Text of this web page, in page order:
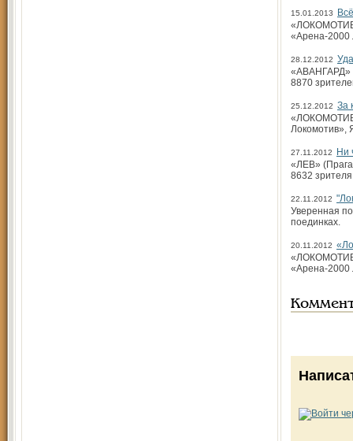
15.01.2013
«Арена-2000
28.12.2012
«АВАНГАРД»
8870
25.12.2012 За
Локомотив»,
27.11.2012
Ни
«ЛЕВ»
8632
22.11.2012
Уверенная
поединках.
20.11.2012
«Арена-2000